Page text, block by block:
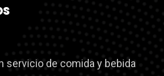
servicio de comida y bebida